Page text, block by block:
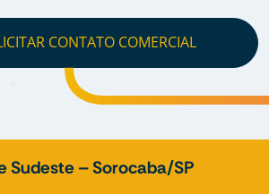
CONTATO COMERCIAL
Sudeste – Sorocaba/SP